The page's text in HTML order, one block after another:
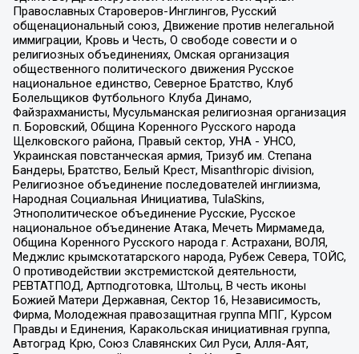
Православных Староверов-Инглингов, Русский
общенациональный союз, Движение против нелегальной
иммиграции, Кровь и Честь, О свободе совести и о
религиозных объединениях, Омская организация
общественного политического движения Русское
национальное единство, Северное Братство, Клуб
Болельщиков Футбольного Клуба Динамо,
Файзрахманисты, Мусульманская религиозная организация
п. Боровский, Община Коренного Русского народа
Щелковского района, Правый сектор, УНА - УНСО,
Украинская повстанческая армия, Тризуб им. Степана
Бандеры, Братство, Белый Крест, Misanthropic division,
Религиозное объединение последователей инглиизма,
Народная Социальная Инициатива, TulaSkins,
Этнополитическое объединение Русские, Русское
национальное объединение Атака, Мечеть Мирмамеда,
Община Коренного Русского народа г. Астрахани, ВОЛЯ,
Меджлис крымскотатарского народа, Рубеж Севера, ТОЙС,
О противодействии экстремистской деятельности,
РЕВТАТПОД, Артподготовка, Штольц, В честь иконы
Божией Матери Державная, Сектор 16, Независимость,
Фирма, Молодежная правозащитная группа МПГ, Курсом
Правды и Единения, Каракольская инициативная группа,
Автоград Крю, Союз Славянских Сил Руси, Алля-Аят,